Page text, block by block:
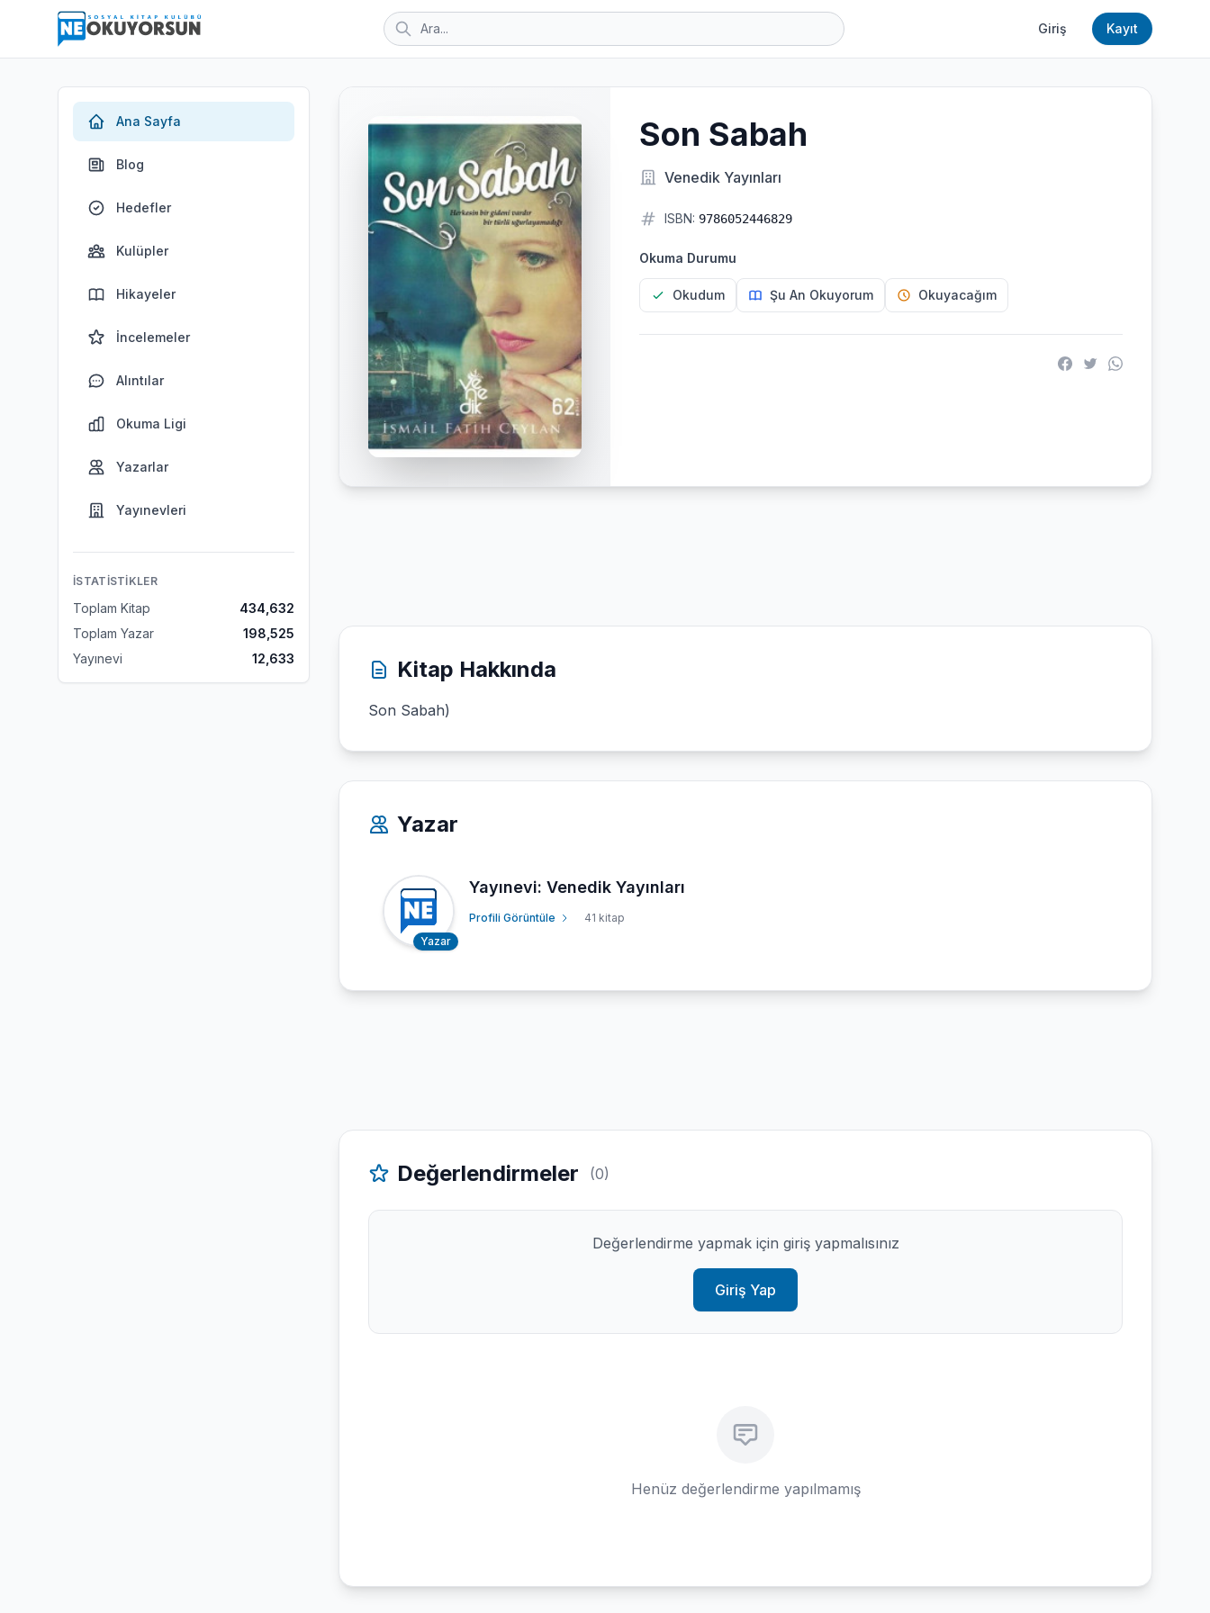
Giriş Kayıt
Ana Sayfa
Blog
Hedefler
Kulüpler
Hikayeler
İncelemeler
Alıntılar
Okuma Ligi
Yazarlar
Yayınevleri
İSTATISTIKLER
Toplam Kitap
434,632
Toplam Yazar
198,525
Yayınevi
12,633
Son Sabah
Venedik Yayınları
ISBN: 9786052446829
Okuma Durumu
Okudum Şu An Okuyorum Okuyacağım
Kitap Hakkında
Son Sabah)
Yazar
Yazar
Yayınevi: Venedik Yayınları
Profili Görüntüle 41 kitap
Değerlendirmeler (0)
Değerlendirme yapmak için giriş yapmalısınız
Giriş Yap
Henüz değerlendirme yapılmamış